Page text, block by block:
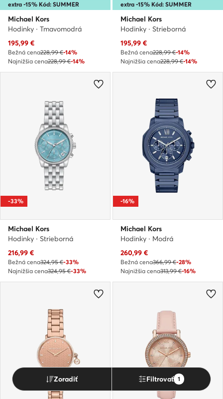
extra -15% Kód: SUMMER
Michael Kors
Hodinky · Tmavomodrá
Aktuálna cena
195,99 €
Bežná cena228,99 €-14%
Najnižšia cena228,99 €-14%
extra -15% Kód: SUMMER
Michael Kors
Hodinky · Strieborná
Aktuálna cena
195,99 €
Bežná cena228,99 €-14%
Najnižšia cena228,99 €-14%
-33%
Michael Kors
Hodinky · Strieborná
Aktuálna cena
216,99 €
Bežná cena324,95 €-33%
Najnižšia cena324,95 €-33%
-16%
Michael Kors
Hodinky · Modrá
Aktuálna cena
260,99 €
Bežná cena366,99 €-28%
Najnižšia cena313,99 €-16%
Zoradiť Filtrovať 1